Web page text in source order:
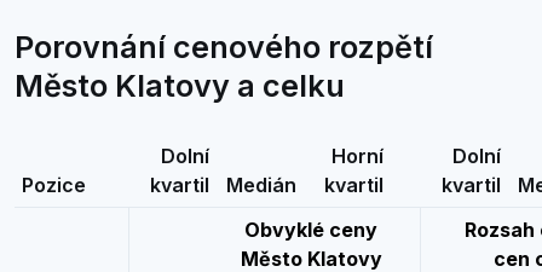
Porovnání cenového rozpětí
Město Klatovy a celku
Pozice
Dolní
kvartil
Medián
Horní
kvartil
Dolní
kvartil
Obvyklé ceny
Město Klatovy
cen